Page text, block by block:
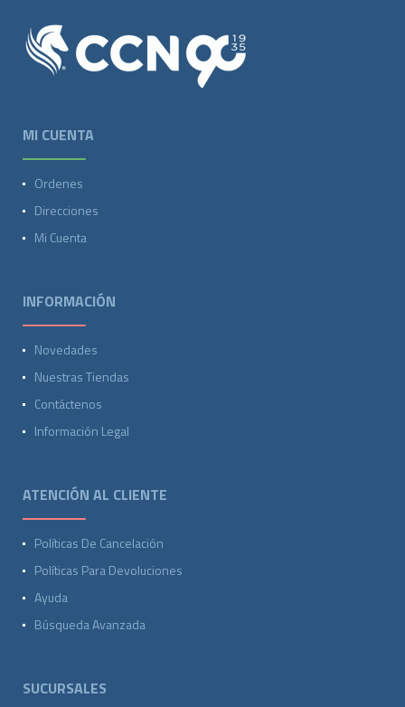
MI CUENTA
Ordenes
Direcciones
Mi Cuenta
INFORMACIÓN
Novedades
Nuestras Tiendas
Contáctenos
Información Legal
ATENCIÓN AL CLIENTE
Políticas De Cancelación
Políticas Para Devoluciones
Ayuda
Búsqueda Avanzada
SUCURSALES